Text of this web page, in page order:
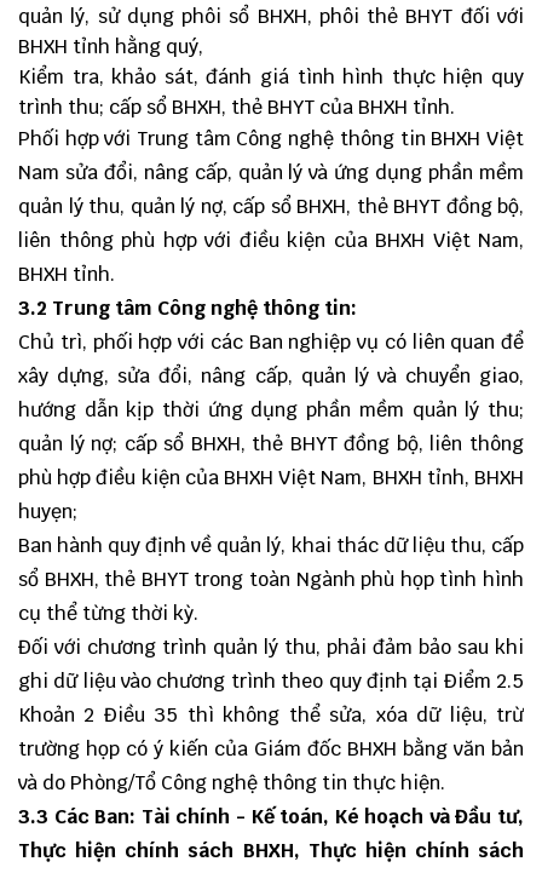
quản lý, sử dụng phôi sổ BHXH, phôi thẻ BHYT đối với
BHXH tỉnh hằng quý,
Kiểm tra, khảo sát, đánh giá tình hình thực hiện quy
trình thu; cấp sổ BHXH, thẻ BHYT của BHXH tỉnh.
Phối hợp với Trung tâm Công nghệ thông tin BHXH Việt
Nam sửa đổi, nâng cấp, quản lý và ứng dụng phần mềm
quản lý thu, quản lý nợ, cấp sổ BHXH, thẻ BHYT đồng bộ,
liên thông phù hợp với điều kiện của BHXH Việt Nam,
BHXH tỉnh.
3.2 Trung tâm Công nghệ thông tin:
Chủ trì, phối hợp với các Ban nghiệp vụ có liên quan để
xây dựng, sửa đổi, nâng cấp, quản lý và chuyển giao,
hướng dẫn kịp thời ứng dụng phần mềm quản lý thu;
quản lý nợ; cấp sổ BHXH, thẻ BHYT đồng bộ, liên thông
phù hợp điều kiện của BHXH Việt Nam, BHXH tỉnh, BHXH
huyẹn;
Ban hành quy định về quản lý, khai thác dữ liệu thu, cấp
sổ BHXH, thẻ BHYT trong toàn Ngành phù họp tình hình
cụ thể từng thời kỳ.
Đối với chương trình quản lý thu, phải đảm bảo sau khi
ghi dữ liệu vào chương trình theo quy định tại Điểm 2.5
Khoản 2 Điều 35 thì không thể sửa, xóa dữ liệu, trừ
trường họp có ý kiến của Giám đốc BHXH bằng văn bản
và do Phòng/Tổ Công nghệ thông tin thực hiện.
3.3 Các Ban: Tài chính - Kế toán, Ké hoạch và Đầu tư,
Thực hiện chính sách BHXH, Thực hiện chính sách